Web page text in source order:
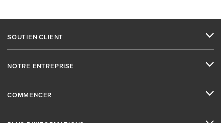
SOUTIEN CLIENT
NOTRE ENTREPRISE
COMMENCER